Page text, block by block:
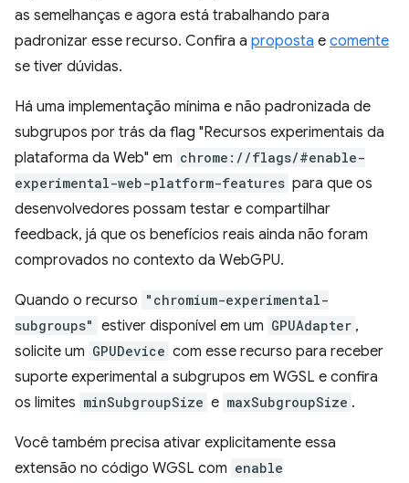
as semelhanças e agora está trabalhando para
padronizar esse recurso. Confira a proposta e comente
se tiver dúvidas.
Há uma implementação mínima e não padronizada de
subgrupos por trás da flag "Recursos experimentais da
plataforma da Web" em chrome://flags/#enable-
experimental-web-platform-features para que os
desenvolvedores possam testar e compartilhar
feedback, já que os benefícios reais ainda não foram
comprovados no contexto da WebGPU.
Quando o recurso "chromium-experimental-
subgroups" estiver disponível em um GPUAdapter ,
solicite um GPUDevice com esse recurso para receber
suporte experimental a subgrupos em WGSL e confira
os limites minSubgroupSize e maxSubgroupSize .
Você também precisa ativar explicitamente essa
extensão no código WGSL com enable